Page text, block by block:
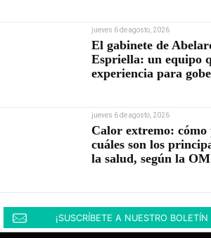
jueves 6 de agosto, 2026
El gabinete de
Espriella: un equipo
experiencia para
jueves 6 de agosto, 2026
Calor extremo: cómo
cuáles son los
la salud, según la
¡SUSCRÍBETE A NUESTRO